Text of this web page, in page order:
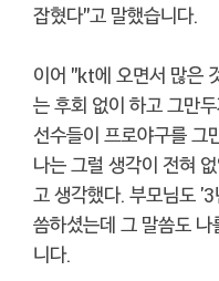
잡혔다"고 말했습니다.
이어 "kt에 오면서 많은
는 후회 없이 하고 그만
선수들이 프로야구를 그
나는 그럴 생각이 전혀
고 생각했다. 부모님도
씀하셨는데 그 말씀도
니다.